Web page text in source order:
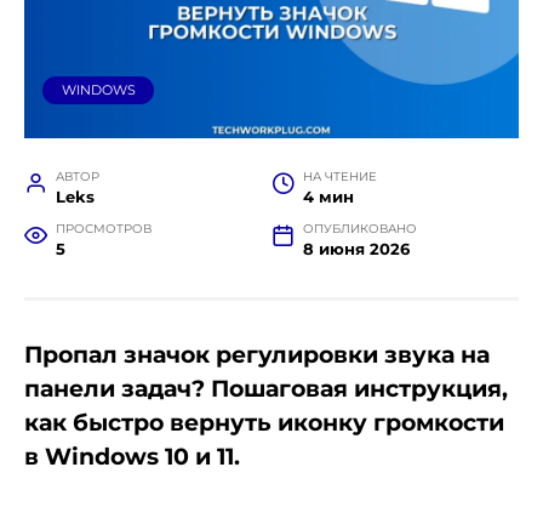
WINDOWS
АВТОР
Leks
НА ЧТЕНИЕ
4 мин
ПРОСМОТРОВ
5
ОПУБЛИКОВАНО
8 июня 2026
Пропал значок регулировки звука на
панели задач? Пошаговая инструкция,
как быстро вернуть иконку громкости
в Windows 10 и 11.